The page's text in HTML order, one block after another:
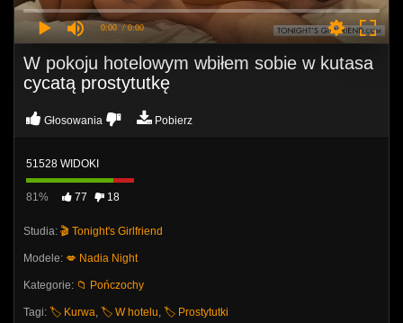
0:00 / 0:00
W pokoju hotelowym wbiłem sobie w kutasa
cycatą prostytutkę
Głosowania Pobierz
51528 WIDOKI
81% 77 18
Studia: 🎬 Tonight's Girlfriend
Modele: 💋 Nadia Night
Kategorie: 📁 Pończochy
Tagi: 🏷️ Kurwa, 🏷️ W hotelu, 🏷️ Prostytutki